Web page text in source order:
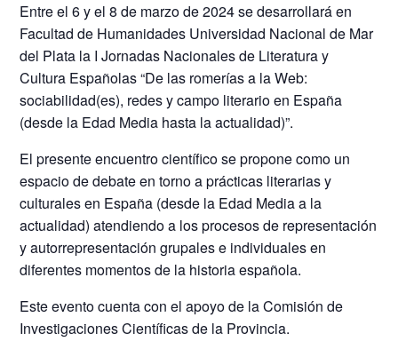
Entre el 6 y el 8 de marzo de 2024 se desarrollará en
Facultad de Humanidades Universidad Nacional de Mar
del Plata la I Jornadas Nacionales de Literatura y
Cultura Españolas “De las romerías a la Web:
sociabilidad(es), redes y campo literario en España
(desde la Edad Media hasta la actualidad)”.
El presente encuentro científico se propone como un
espacio de debate en torno a prácticas literarias y
culturales en España (desde la Edad Media a la
actualidad) atendiendo a los procesos de representación
y autorrepresentación grupales e individuales en
diferentes momentos de la historia española.
Este evento cuenta con el apoyo de la Comisión de
Investigaciones Científicas de la Provincia.